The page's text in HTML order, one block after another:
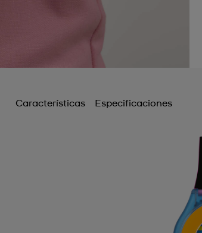
Características Especificaciones